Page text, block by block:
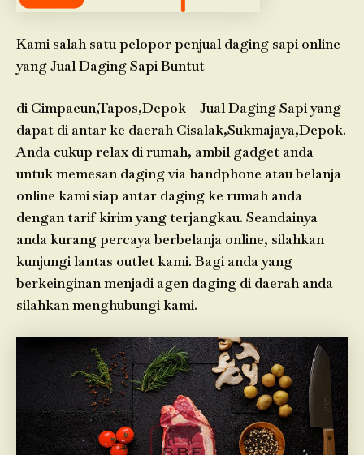
Kami salah satu pelopor penjual daging sapi online
yang Jual Daging Sapi Buntut
di Cimpaeun,Tapos,Depok – Jual Daging Sapi yang
dapat di antar ke daerah Cisalak,Sukmajaya,Depok.
Anda cukup relax di rumah, ambil gadget anda
untuk memesan daging via handphone atau belanja
online kami siap antar daging ke rumah anda
dengan tarif kirim yang terjangkau. Seandainya
anda kurang percaya berbelanja online, silahkan
kunjungi lantas outlet kami. Bagi anda yang
berkeinginan menjadi agen daging di daerah anda
silahkan menghubungi kami.